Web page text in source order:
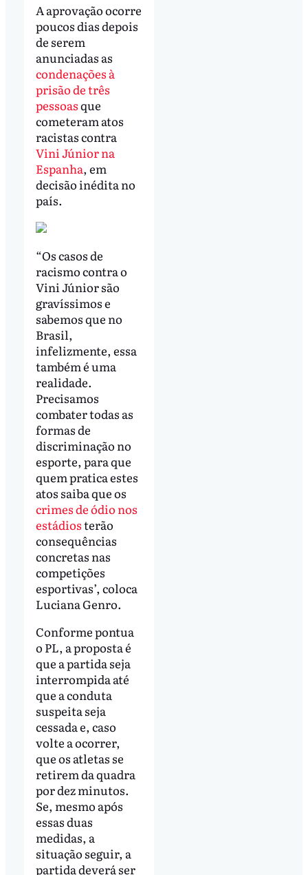
A aprovação ocorre
poucos dias depois
de serem
anunciadas as
condenações à
prisão de três
pessoasque
cometeram atos
racistas contra
Vini Júnior na
Espanha, em
decisão inédita no
país.
“Os casos de
racismo contra o
Vini Júnior são
gravíssimos e
sabemos que no
Brasil,
infelizmente, essa
também é uma
realidade.
Precisamos
combater todas as
formas de
discriminação no
esporte, para que
quem pratica estes
atos saiba que os
crimes de ódio nos
estádiosterão
consequências
concretas nas
competições
esportivas’, coloca
Luciana Genro.
Conforme pontua
o PL, a proposta é
que a partida seja
interrompida até
que a conduta
suspeita seja
cessada e, caso
volte a ocorrer,
que os atletas se
retirem da quadra
por dez minutos.
Se, mesmo após
essas duas
medidas, a
situação seguir, a
partida deverá ser